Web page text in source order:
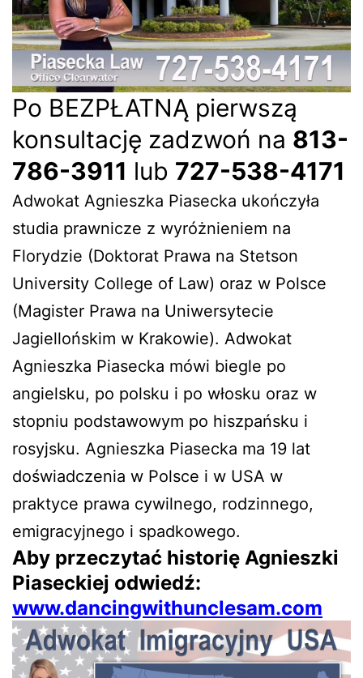
Po BEZPŁATNĄ pierwszą
konsultację zadzwoń na 813-
786-3911 lub 727-538-4171
Adwokat Agnieszka Piasecka ukończyła
studia prawnicze z wyróżnieniem na
Florydzie (Doktorat Prawa na Stetson
University College of Law) oraz w Polsce
(Magister Prawa na Uniwersytecie
Jagiellońskim w Krakowie). Adwokat
Agnieszka Piasecka mówi biegle po
angielsku, po polsku i po włosku oraz w
stopniu podstawowym po hiszpańsku i
rosyjsku. Agnieszka Piasecka ma 19 lat
doświadczenia w Polsce i w USA w
praktyce prawa cywilnego, rodzinnego,
emigracyjnego i spadkowego.
Aby przeczytać historię Agnieszki
Piaseckiej odwiedź:
www.dancingwithunclesam.com